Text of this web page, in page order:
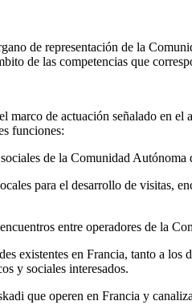
de representación de la
de las competencias que
de actuación señalado en
funciones:
de la Comunidad Autónoma
para el desarrollo de visitas,
entre operadores de la
existentes en Francia, tanto a
y sociales interesados.
que operen en Francia y